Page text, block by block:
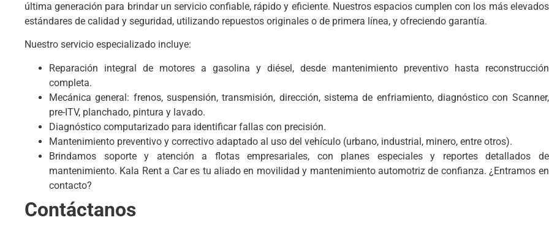
última generación para brindar un servicio confiable, rápido y eficiente. Nuestros espacios cumplen con los más elevados
estándares de calidad y seguridad, utilizando repuestos originales o de primera línea, y ofreciendo garantía.
Nuestro servicio especializado incluye:
Reparación integral de motores a gasolina y diésel, desde mantenimiento preventivo hasta reconstrucción
completa.
Mecánica general: frenos, suspensión, transmisión, dirección, sistema de enfriamiento, diagnóstico con Scanner,
pre-ITV, planchado, pintura y lavado.
Diagnóstico computarizado para identificar fallas con precisión.
Mantenimiento preventivo y correctivo adaptado al uso del vehículo (urbano, industrial, minero, entre otros).
Brindamos soporte y atención a flotas empresariales, con planes especiales y reportes detallados de
mantenimiento. Kala Rent a Car es tu aliado en movilidad y mantenimiento automotriz de confianza. ¿Entramos en
contacto?
Contáctanos